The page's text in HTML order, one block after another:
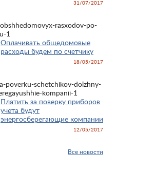
31/07/2017
Оплачивать общедомовые
расходы будем по счетчику
18/05/2017
Платить за поверку приборов
учета будут
энергосберегающие компании
12/05/2017
Все новости